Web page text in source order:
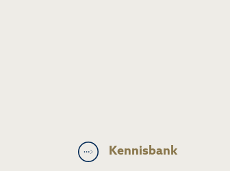
Kennisbank